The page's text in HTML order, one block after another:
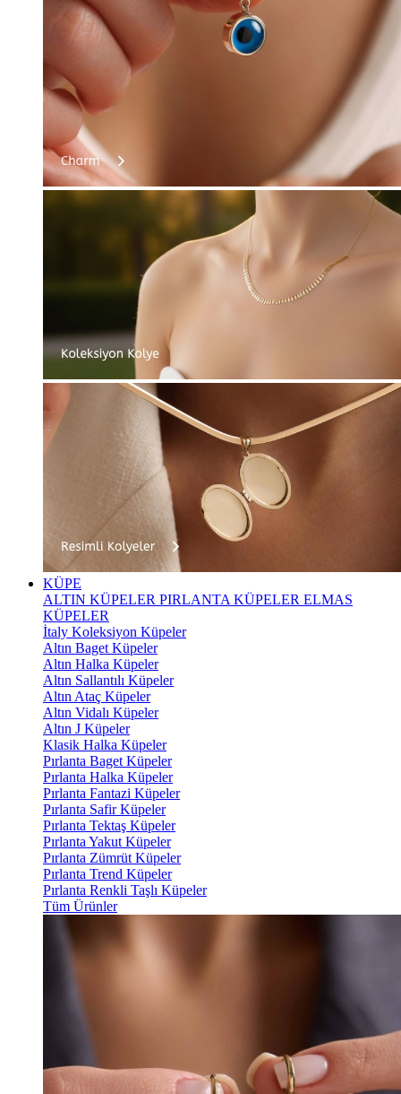
KÜPE
ALTIN KÜPELER PIRLANTA KÜPELER ELMAS
KÜPELER
İtaly Koleksiyon Küpeler
Altın Baget Küpeler
Altın Halka Küpeler
Altın Sallantılı Küpeler
Altın Ataç Küpeler
Altın Vidalı Küpeler
Altın J Küpeler
Klasik Halka Küpeler
Pırlanta Baget Küpeler
Pırlanta Halka Küpeler
Pırlanta Fantazi Küpeler
Pırlanta Safir Küpeler
Pırlanta Tektaş Küpeler
Pırlanta Yakut Küpeler
Pırlanta Zümrüt Küpeler
Pırlanta Trend Küpeler
Pırlanta Renkli Taşlı Küpeler
Tüm Ürünler